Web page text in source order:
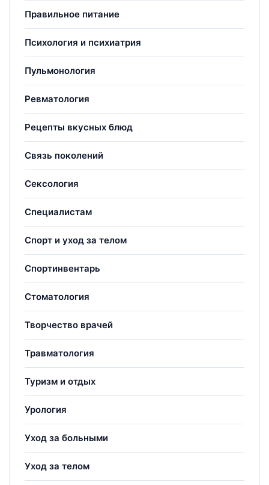
Правильное питание
Психология и психиатрия
Пульмонология
Ревматология
Рецепты вкусных блюд
Связь поколений
Сексология
Специалистам
Спорт и уход за телом
Спортинвентарь
Стоматология
Творчество врачей
Травматология
Туризм и отдых
Урология
Уход за больными
Уход за телом